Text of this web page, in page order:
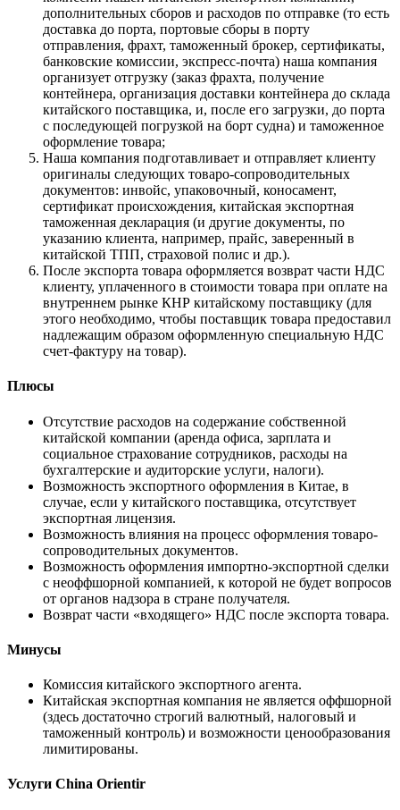
дополнительных сборов и расходов по отправке (то есть
доставка до порта, портовые сборы в порту
отправления, фрахт, таможенный брокер, сертификаты,
банковские комиссии, экспресс-почта) наша компания
организует отгрузку (заказ фрахта, получение
контейнера, организация доставки контейнера до склада
китайского поставщика, и, после его загрузки, до порта
с последующей погрузкой на борт судна) и таможенное
оформление товара;
Наша компания подготавливает и отправляет клиенту
оригиналы следующих товаро-сопроводительных
документов: инвойс, упаковочный, коносамент,
сертификат происхождения, китайская экспортная
таможенная декларация (и другие документы, по
указанию клиента, например, прайс, заверенный в
китайской ТПП, страховой полис и др.).
После экспорта товара оформляется возврат части НДС
клиенту, уплаченного в стоимости товара при оплате на
внутреннем рынке КНР китайскому поставщику (для
этого необходимо, чтобы поставщик товара предоставил
надлежащим образом оформленную специальную НДС
счет-фактуру на товар).
Плюсы
Отсутствие расходов на содержание собственной
китайской компании (аренда офиса, зарплата и
социальное страхование сотрудников, расходы на
бухгалтерские и аудиторские услуги, налоги).
Возможность экспортного оформления в Китае, в
случае, если у китайского поставщика, отсутствует
экспортная лицензия.
Возможность влияния на процесс оформления товаро-
сопроводительных документов.
Возможность оформления импортно-экспортной сделки
с неоффшорной компанией, к которой не будет вопросов
от органов надзора в стране получателя.
Возврат части «входящего» НДС после экспорта товара.
Минусы
Комиссия китайского экспортного агента.
Китайская экспортная компания не является оффшорной
(здесь достаточно строгий валютный, налоговый и
таможенный контроль) и возможности ценообразования
лимитированы.
Услуги China Orientir